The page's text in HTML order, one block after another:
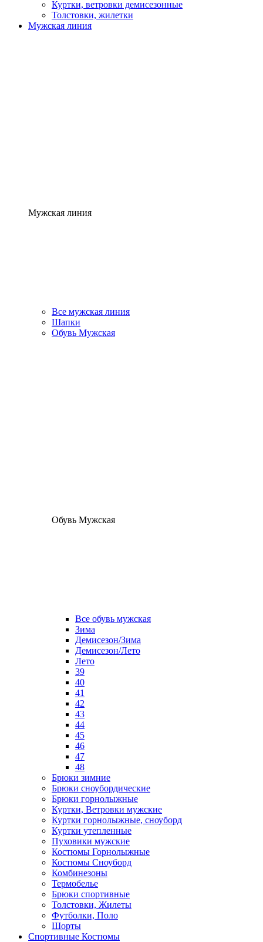
Куртки, ветровки демисезонные
Толстовки, жилетки
Мужская линия
Мужская линия
Все мужская линия
Шапки
Обувь Мужская
Обувь Мужская
Все обувь мужская
Зима
Демисезон/Зима
Демисезон/Лето
Лето
39
40
41
42
43
44
45
46
47
48
Брюки зимние
Брюки сноубордические
Брюки горнолыжные
Куртки, Ветровки мужские
Куртки горнолыжные, сноуборд
Куртки утепленные
Пуховики мужские
Костюмы Горнолыжные
Костюмы Сноуборд
Комбинезоны
Термобелье
Брюки спортивные
Толстовки, Жилеты
Футболки, Поло
Шорты
Спортивные Костюмы